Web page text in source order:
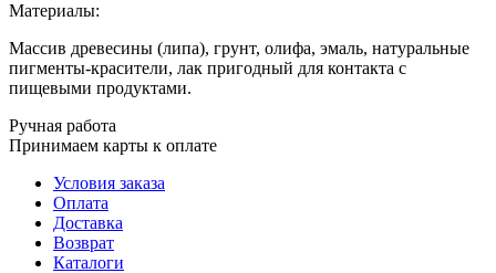
Материалы:
Массив древесины (липа), грунт, олифа, эмаль, натуральные
пигменты-красители, лак пригодный для контакта с
пищевыми продуктами.
Ручная работа
Принимаем карты к оплате
Условия заказа
Оплата
Доставка
Возврат
Каталоги